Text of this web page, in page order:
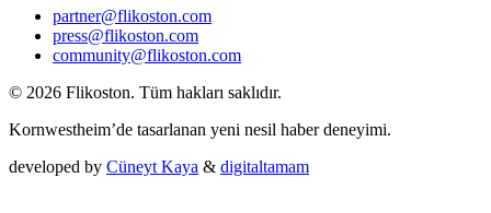
partner@flikoston.com
press@flikoston.com
community@flikoston.com
© 2026 Flikoston. Tüm hakları saklıdır.
Kornwestheim’de tasarlanan yeni nesil haber deneyimi.
developed by Cüneyt Kaya & digitaltamam